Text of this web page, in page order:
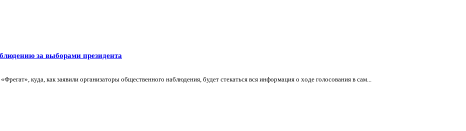
за выборами президента
куда, как заявили организаторы общественного наблюдения, будет стекаться вся информация о ходе голосования в сам...